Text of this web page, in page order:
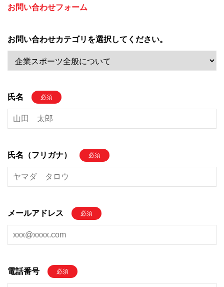
お問い合わせフォーム
お問い合わせカテゴリを選択してください。
氏名 必須
氏名（フリガナ） 必須
メールアドレス 必須
電話番号 必須